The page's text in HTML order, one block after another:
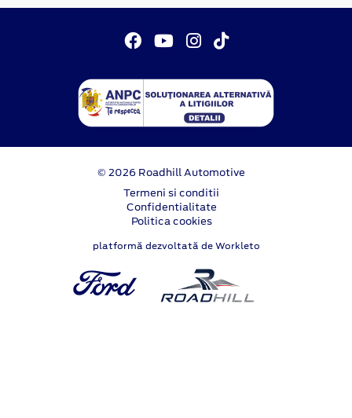
© 2026 Roadhill Automotive
Termeni si conditii
Confidentialitate
Politica cookies
platformă dezvoltată de Workleto